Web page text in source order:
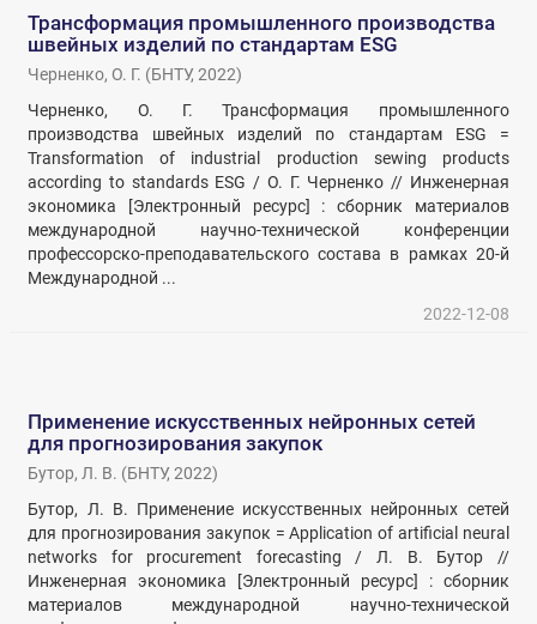
Трансформация промышленного производства
швейных изделий по стандартам ESG
Черненко, О. Г. (БНТУ,2022)
Черненко, О. Г. Трансформация промышленного
производства швейных изделий по стандартам ESG =
Transformation of industrial production sewing products
according to standards ESG / О. Г. Черненко // Инженерная
экономика [Электронный ресурс] : сборник материалов
международной научно-технической конференции
профессорско-преподавательского состава в рамках 20-й
Международной ...
2022-12-08
Применение искусственных нейронных сетей
для прогнозирования закупок
Бутор, Л. В. (БНТУ,2022)
Бутор, Л. В. Применение искусственных нейронных сетей
для прогнозирования закупок = Application of artificial neural
networks for procurement forecasting / Л. В. Бутор //
Инженерная экономика [Электронный ресурс] : сборник
материалов международной научно-технической